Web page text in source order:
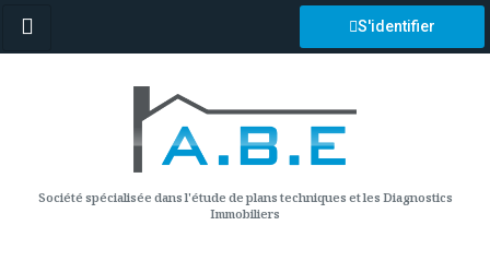
S'identifier
Société spécialisée dans l'étude de plans techniques et les Diagnostics
Immobiliers